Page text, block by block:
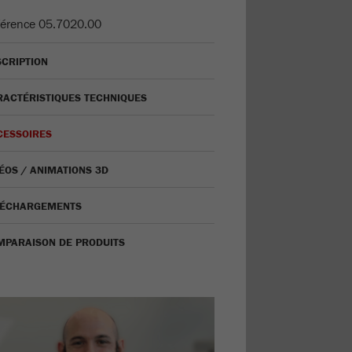
05.7020.00
TECHNIQUES
/ ANIMATIONS 3D
DE PRODUITS